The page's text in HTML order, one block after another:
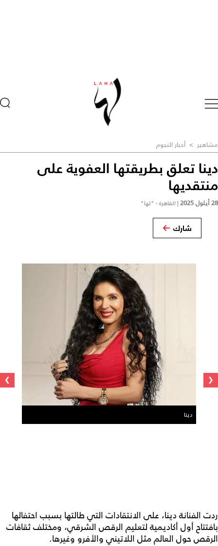
مشاهير > أخبار النجوم
دينا تعلق بطريقتها العفوية على
منتقديها
28 أيلول 2025 | القاهرة - "لها"
شارك
دينا
‹
›
ردت الفنانة دينا، على الانتقادات التي طالتها بسبب احتفالها
بافتتاح أول أكاديمية لتعليم الرقص الشرقي، ومختلف ثقافات
الرقص حول العالم مثل اللاتيني والأفرو وغيرها.